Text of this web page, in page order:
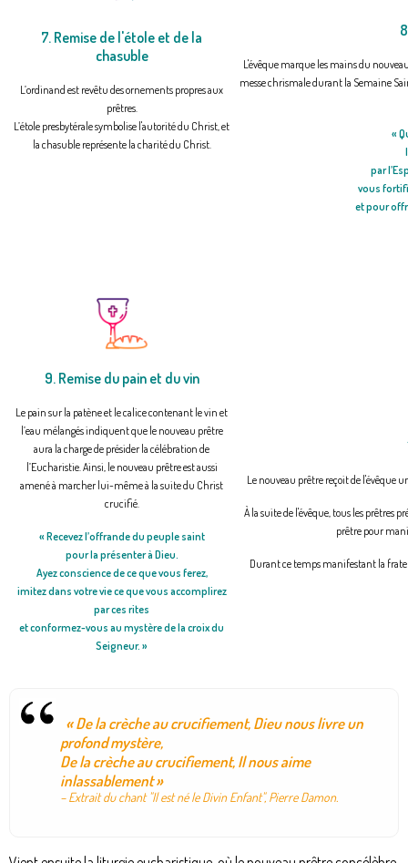
7. Remise de l'étole et de la
chasuble
L’ordinand est revêtu des ornements propres aux
prêtres.
L’étole presbytérale symbolise l'autorité du Christ, et
la chasuble représente la charité du Christ.
L'évêque marque les mains du
messe chrismale durant la Semaine
«
par
vous
et pour
9. Remise du pain et du vin
Le pain sur la patène et le calice contenant le vin et
l’eau mélangés indiquent que le nouveau prêtre
aura la charge de présider la célébration de
l’Eucharistie. Ainsi, le nouveau prêtre est aussi
amené à marcher lui-même à la suite du Christ
crucifié.
« Recevez l’offrande du peuple saint
pour la présenter à Dieu.
Ayez conscience de ce que vous ferez,
imitez dans votre vie ce que vous accomplirez
par ces rites
et conformez-vous au mystère de la croix du
Seigneur. »
Le nouveau prêtre reçoit de l'évêque
À la suite de l'évêque, tous les prêtres
prêtre pour
Durant ce temps manifestant la
« De la crèche au crucifiement, Dieu nous livre un
profond mystère,
De la crèche au crucifiement, Il nous aime
inlassablement »
– Extrait du chant "Il est né le Divin Enfant", Pierre Damon.